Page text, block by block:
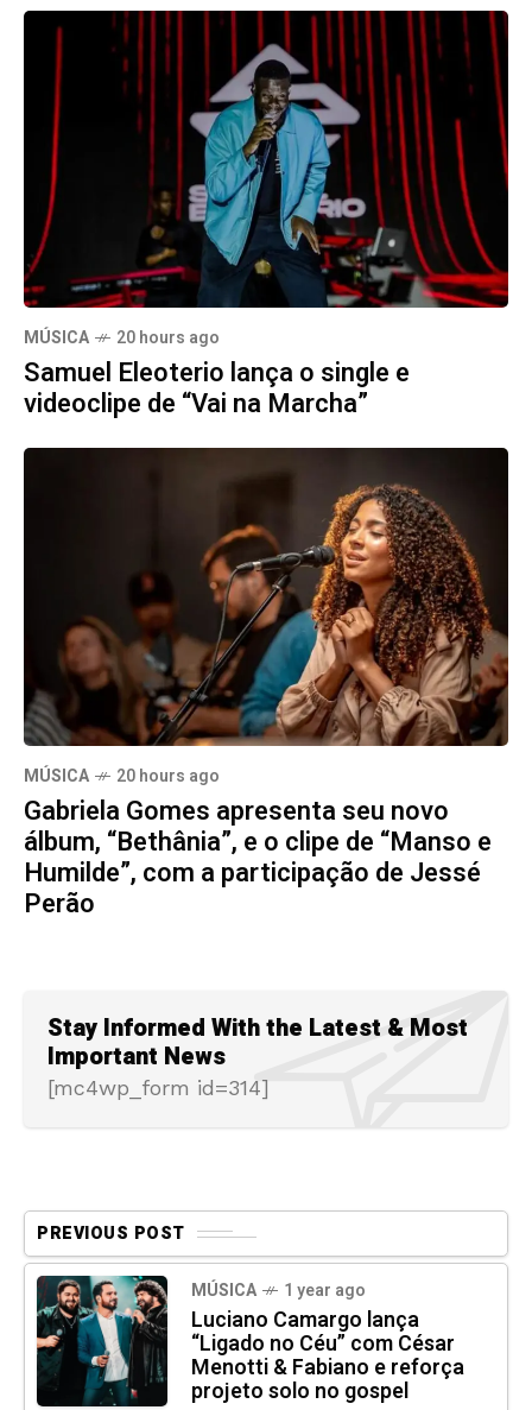
MÚSICA 20 hours ago
Samuel Eleoterio lança o single e
videoclipe de “Vai na Marcha”
MÚSICA 20 hours ago
Gabriela Gomes apresenta seu novo
álbum, “Bethânia”, e o clipe de “Manso e
Humilde”, com a participação de Jessé
Perão
Stay Informed With the Latest & Most
Important News
[mc4wp_form id=314]
PREVIOUS POST
MÚSICA 1 year ago
Luciano Camargo lança
“Ligado no Céu” com César
Menotti & Fabiano e reforça
projeto solo no gospel